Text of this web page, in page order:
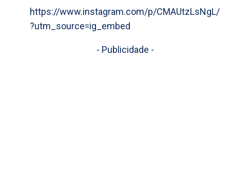
https://www.instagram.com/p/CMAUtzLsNgL/
?utm_source=ig_embed
- Publicidade -